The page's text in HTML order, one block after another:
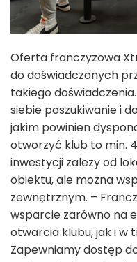
Oferta franczyzowa
do doświadczonych
takiego
siebie poszukiwanie i
jakim powinien
otworzyć klub to min.
inwestycji zależy od
obiektu, ale można
zewnętrznym. –
wsparcie zarówno na
otwarcia klubu, jak i w
Zapewniamy dostęp